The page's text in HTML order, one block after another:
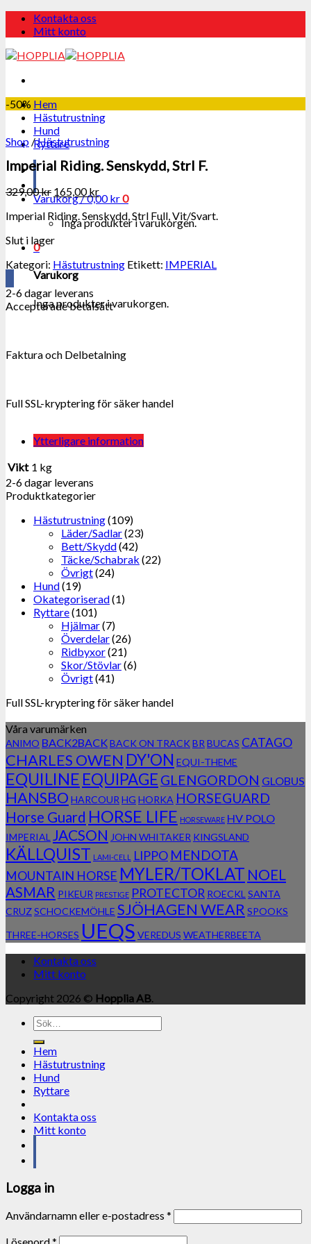
Skip
Kontakta oss
Mitt konto
Hem
Hästutrustning
Hund
Ryttare
Varukorg /0,00kr0
Inga produkter i varukorgen.
0
Varukorg
Inga produkter i varukorgen.
-50%
Shop /Hästutrustning
Imperial Riding. Senskydd, Strl F.
329,00kr 165,00kr
Imperial Riding. Senskydd, Strl Full, Vit/Svart.
Slut i lager
Kategori: Hästutrustning Etikett: IMPERIAL
2-6 dagar leverans
Accepterade betalsätt
Faktura och Delbetalning
Full SSL-kryptering för säker handel
Ytterligare information
Vikt 1 kg
2-6 dagar leverans
Produktkategorier
Hästutrustning(109)
Läder/Sadlar(23)
Bett/Skydd(42)
Täcke/Schabrak (22)
Övrigt(24)
Hund(19)
Okategoriserad(1)
Ryttare(101)
Hjälmar(7)
Överdelar(26)
Ridbyxor(21)
Skor/Stövlar(6)
Övrigt(41)
Full SSL-kryptering för säker handel
Våra varumärken
ANIMO BACK2BACKBACK ON TRACK BR BUCAS CATAGO
CHARLES OWEN DY'ON EQUI-THEME
EQUILINE EQUIPAGE GLENGORDON GLOBUS
HANSBO HARCOUR HG HORKA HORSEGUARD
Horse Guard HORSE LIFE HORSEWARE HV POLO
IMPERIAL JACSON JOHN WHITAKER KINGSLAND
KÄLLQUIST LAMI-CELL LIPPO MENDOTA
MOUNTAIN HORSE MYLER/TOKLAT NOEL
ASMAR PIKEUR PRESTIGE PROTECTOR ROECKL SANTA
CRUZSCHOCKEMÖHLE SJÖHAGEN WEAR SPOOKS
THREE-HORSES UEQS VEREDUS WEATHERBEETA
Kontakta oss
Mitt konto
Copyright 2026 © Hopplia AB.
Sök
efter:
Hem
Hästutrustning
Hund
Ryttare
Kontakta oss
Mitt konto
Logga in
Användarnamn eller e-postadress *